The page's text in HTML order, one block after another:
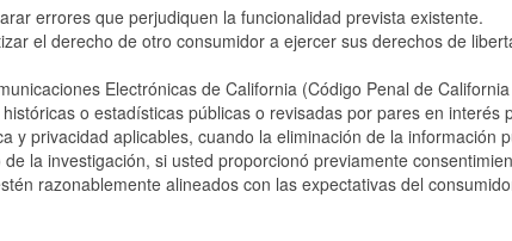
errores que perjudiquen la funcionalidad prevista existente.
el derecho de otro consumidor a ejercer sus derechos de
Electrónicas de California (Código Penal de
o estadísticas públicas o revisadas por pares en interés
y privacidad aplicables, cuando la eliminación de la información
la investigación, si usted proporcionó previamente
razonablemente alineados con las expectativas del